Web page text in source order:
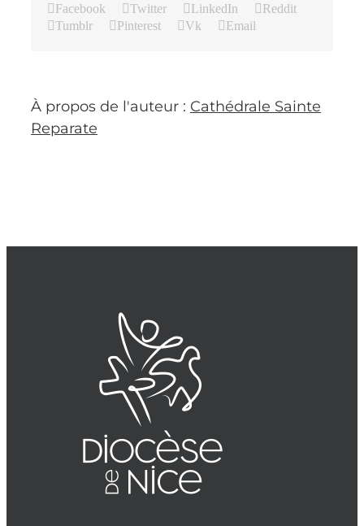
Facebook Twitter LinkedIn
Reddit
Tumblr
Pinterest Vk Email
À propos de l'auteur : Cathédrale Sainte
Reparate